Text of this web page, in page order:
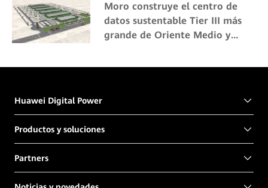
Moro construye el centro de
datos sustentable Tier III más
grande de Oriente Medio y
Huawei Digital Power
Productos y soluciones
Partners